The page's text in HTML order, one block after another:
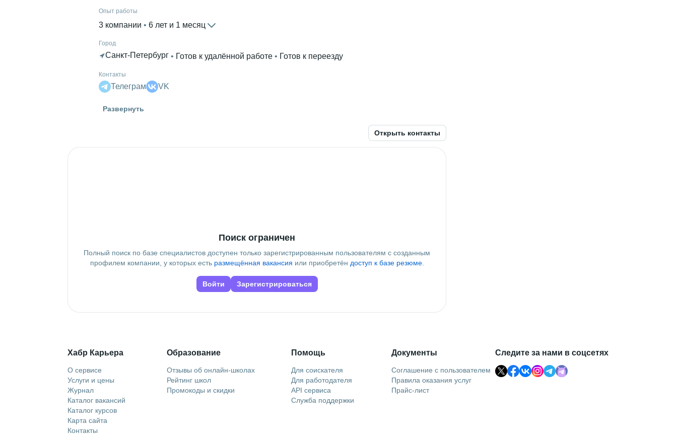
Опыт работы
3 компании 6 лет и 1 месяц
Город
Санкт-Петербург • Готов к удалённой работе • Готов к переезду
Контакты
Телеграм VK
Развернуть
Открыть контакты
Поиск ограничен
Полный поиск по базе специалистов доступен только зарегистрированным пользователям с созданным
профилем компании, у которых есть размещённая вакансия или приобретён доступ к базе резюме.
Войти Зарегистрироваться
Хабр Карьера
О сервисе
Услуги и цены
Журнал
Каталог вакансий
Каталог курсов
Карта сайта
Контакты
Образование
Отзывы об онлайн-школах
Рейтинг школ
Промокоды и скидки
Помощь
Для соискателя
Для работодателя
API сервиса
Служба поддержки
Документы
Соглашение с пользователем
Правила оказания услуг
Прайс-лист
Следите за нами в соцсетях